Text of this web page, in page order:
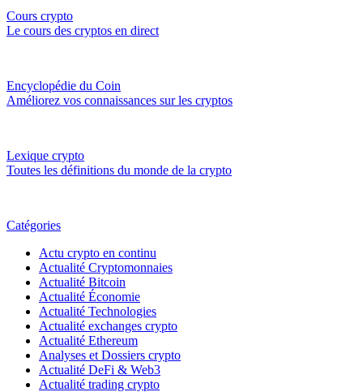
Cours crypto
Le cours des cryptos en direct
Encyclopédie du Coin
Améliorez vos connaissances sur les cryptos
Lexique crypto
Toutes les définitions du monde de la crypto
Catégories
Actu crypto en continu
Actualité Cryptomonnaies
Actualité Bitcoin
Actualité Économie
Actualité Technologies
Actualité exchanges crypto
Actualité Ethereum
Analyses et Dossiers crypto
Actualité DeFi & Web3
Actualité trading crypto